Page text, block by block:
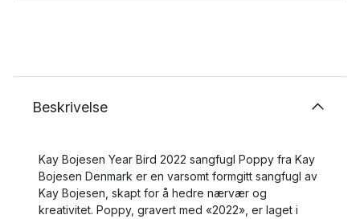
Beskrivelse
Kay Bojesen Year Bird 2022 sangfugl Poppy fra Kay
Bojesen Denmark er en varsomt formgitt sangfugl av
Kay Bojesen, skapt for å hedre nærvær og
kreativitet. Poppy, gravert med «2022», er laget i